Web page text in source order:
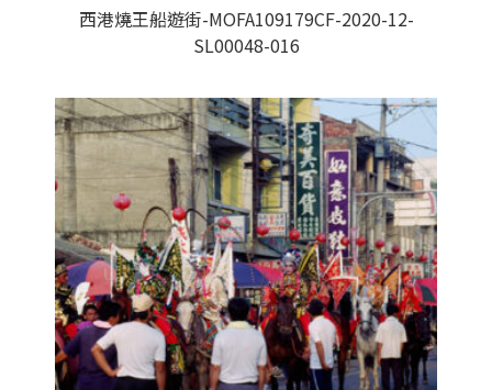
西港燒王船遊街-MOFA109179CF-2020-12-
SL00048-016